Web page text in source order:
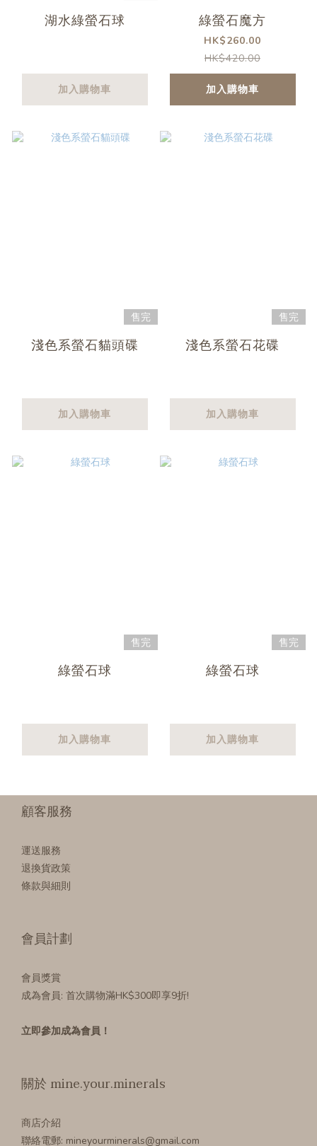
湖水綠螢石球
加入購物車
綠螢石魔方
HK$260.00
HK$420.00
加入購物車
售完
淺色系螢石貓頭碟
加入購物車
售完
淺色系螢石花碟
加入購物車
售完
綠螢石球
加入購物車
售完
綠螢石球
加入購物車
顧客服務
運送服務
退換貨政策
條款與細則
會員計劃
會員獎賞
成為會員: 首次購物滿HK$300即享9折!
立即參加成為會員！
關於 mine.your.minerals
商店介紹
聯絡電郵: mineyourminerals@gmail.com